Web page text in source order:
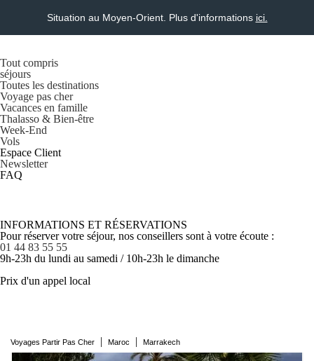
Situation au Moyen-Orient. Plus d'informations ici.
Tout compris
séjours
Toutes les destinations
Voyage pas cher
Vacances en famille
Thalasso & Bien-être
Week-End
Vols
Espace Client
Newsletter
FAQ
INFORMATIONS ET RÉSERVATIONS
Pour réserver votre séjour, nos conseillers sont à votre écoute :
01 44 83 55 55
9h-23h du lundi au samedi / 10h-23h le dimanche
Prix d'un appel local
Voyages Partir Pas Cher | Maroc | Marrakech